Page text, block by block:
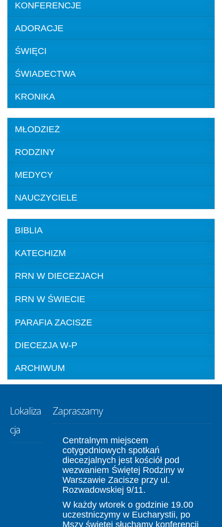
KONFERENCJE
ADORACJE
ŚWIĘCI
ŚWIADECTWA
KRONIKA
MŁODZIEŻ
RODZINY
MEDYCY
NAUCZYCIELE
BIBLIA
KATECHIZM
RRN W DIECEZJACH
RRN W ŚWIECIE
PARAFIA ZACISZE
DIECEZJA W-P
ARCHIWUM
Lokaliza
cja
Zapraszamy
Centralnym miejscem
cotygodniowych spotkań
diecezjalnych jest kościół pod
wezwaniem Świętej Rodziny w
Warszawie Zacisze przy ul.
Rozwadowskiej 9/11.
W każdy wtorek o godzinie 19.00
uczestniczymy w Eucharystii, po
Mszy świętej słuchamy konferencji